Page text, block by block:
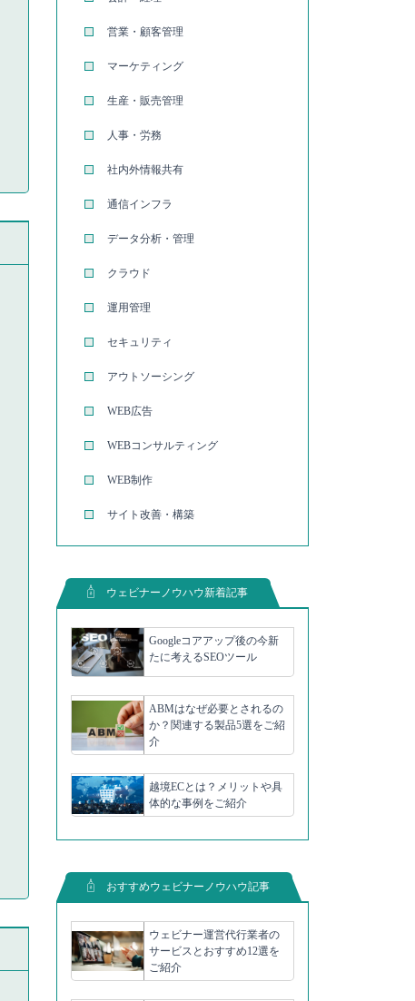
営業・顧客管理
マーケティング
生産・販売管理
人事・労務
社内外情報共有
通信インフラ
データ分析・管理
クラウド
運用管理
セキュリティ
アウトソーシング
WEB広告
WEBコンサルティング
WEB制作
サイト改善・構築
ウェビナーノウハウ新着記事
Googleコアアップ後の今新
たに考えるSEOツール
ABMはなぜ必要とされるの
か？関連する製品5選をご紹
介
越境ECとは？メリットや具
体的な事例をご紹介
おすすめウェビナーノウハウ記事
ウェビナー運営代行業者の
サービスとおすすめ12選を
ご紹介